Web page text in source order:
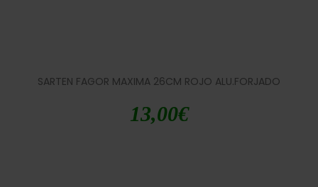
SARTEN FAGOR MAXIMA 26CM ROJO ALU.FORJADO
13,00€